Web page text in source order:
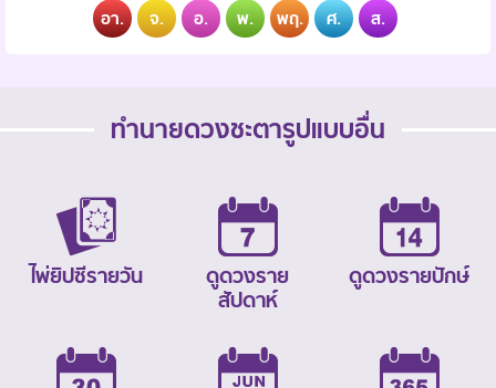
อา. จ. อ. พ. พฤ. ศ. ส.
ทำนายดวงชะตารูปแบบอื่น
ไพ่ยิปซีรายวัน
ดูดวงราย
สัปดาห์
ดูดวงรายปักษ์